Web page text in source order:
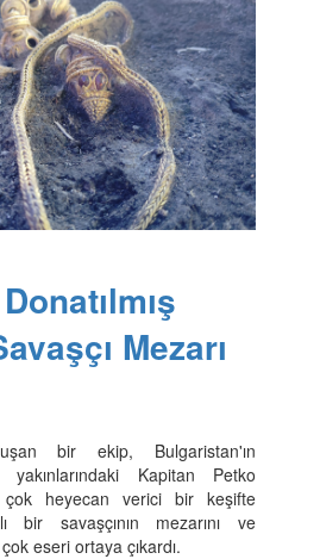
Mezarı
bir ekip, Bulgaristan'ın
Kapitan Petko
çok heyecan verici bir keşifte
bir savaşçının mezarını ve
eseri ortaya çıkardı.